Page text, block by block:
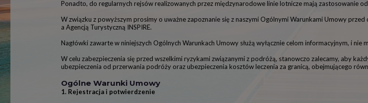
Ponadto, do regularnych rejsów realizowanych przez międzynarodowe linie lotnicze mają zastosowanie
W związku z powyższym prosimy o uważne zapoznanie się z naszymi Ogólnymi Warunkami Umowy
a Agencją Turystyczną INSPIRE.
Nagłówki zawarte w niniejszych Ogólnych Warunkach Umowy służą wyłącznie celom informacyjnym, i
W celu zabezpieczenia się przed wszelkimi ryzykami związanymi z podróżą, stanowczo zalecamy, aby
ubezpieczenia od przerwania podróży oraz ubezpieczenia kosztów leczenia za granicą, obejmującego
Ogólne Warunki Umowy
1. Rejestracja i potwierdzenie